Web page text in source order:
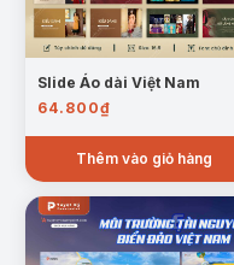
Slide Áo dài Việt Nam
64.800₫
Thêm vào giỏ hàng